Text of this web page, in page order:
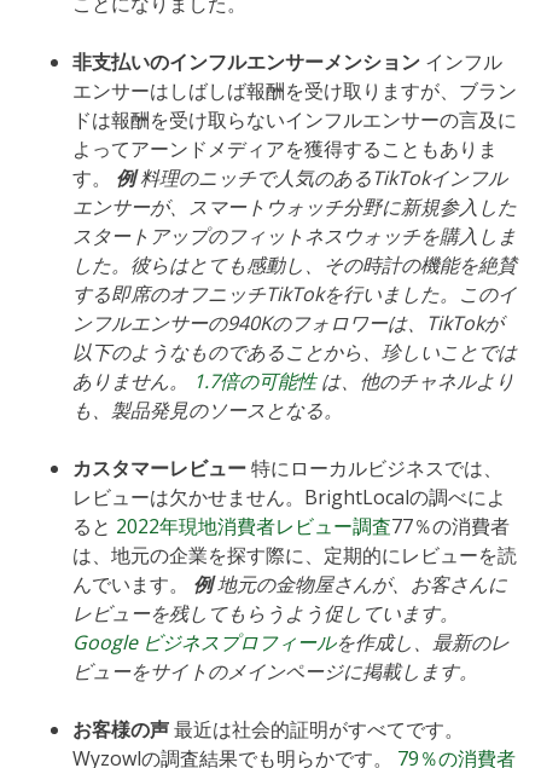
非支払いのインフルエンサーメンション インフル
エンサーはしばしば報酬を受け取りますが、ブラン
ドは報酬を受け取らないインフルエンサーの言及に
よってアーンドメディアを獲得することもありま
す。 例料理のニッチで人気のあるTikTokインフル
エンサーが、スマートウォッチ分野に新規参入した
スタートアップのフィットネスウォッチを購入しま
した。彼らはとても感動し、その時計の機能を絶賛
する即席のオフニッチTikTokを行いました。このイ
ンフルエンサーの940Kのフォロワーは、TikTokが
以下のようなものであることから、珍しいことでは
ありません。
1.7倍の可能性は、他のチャネルより
も、製品発見のソースとなる。
カスタマーレビュー特にローカルビジネスでは、
レビューは欠かせません。BrightLocalの調べによ
ると 2022年現地消費者レビュー調査77％の消費者
は、地元の企業を探す際に、定期的にレビューを読
んでいます。 例地元の金物屋さんが、お客さんに
レビューを残してもらうよう促しています。
Google ビジネスプロフィールを作成し、最新のレ
ビューをサイトのメインページに掲載します。
お客様の声最近は社会的証明がすべてです。
Wyzowlの調査結果でも明らかです。 79％の消費者